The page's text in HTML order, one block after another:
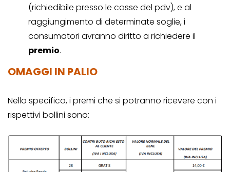
(richiedibile presso le casse del pdv), e al
raggiungimento di determinate soglie, i
consumatori avranno diritto a richiedere il
premio.
OMAGGI IN PALIO
Nello specifico, i premi che si potranno ricevere con i
rispettivi bollini sono: